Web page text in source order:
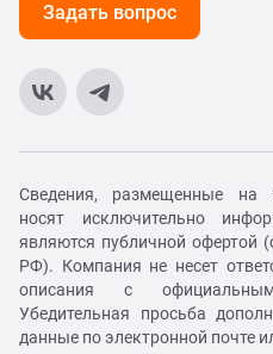
Задать вопрос
Сведения, размещенные на
носят исключительно
являются публичной офертой
РФ). Компания не несет
описания с
Убедительная просьба
данные по электронной почте